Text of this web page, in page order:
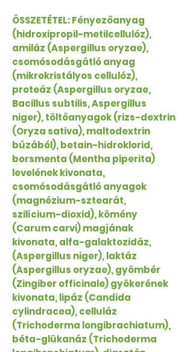
ÖSSZETÉTEL: Fényezőanyag
(hidroxipropil-metilcellulóz),
amiláz (Aspergillus oryzae),
csomósodásgátló anyag
(mikrokristályos cellulóz),
proteáz (Aspergillus oryzae,
Bacillus subtilis, Aspergillus
niger), töltőanyagok (rizs-dextrin
(Oryza sativa), maltodextrin
búzából), betain-hidroklorid,
borsmenta (Mentha piperita)
levelének kivonata,
csomósodásgátló anyagok
(magnézium-sztearát,
szilícium-dioxid), kömény
(Carum carvi) magjának
kivonata, alfa-galaktozidáz,
(Aspergillus niger), laktáz
(Aspergillus oryzae), gyömbér
(Zingiber officinale) gyökerének
kivonata, lipáz (Candida
cylindracea), celluláz
(Trichoderma longibrachiatum),
béta-glükanáz (Trichoderma